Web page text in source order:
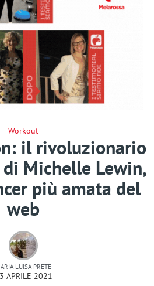
Workout
il rivoluzionario
Michelle Lewin,
più amata del
web
LUISA PRETE
APRILE 2021